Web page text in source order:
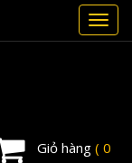
Giỏ hàng ( 0